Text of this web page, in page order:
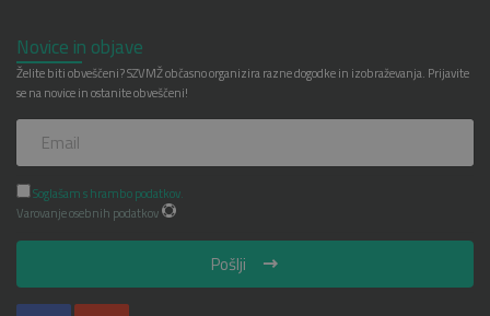
Novice in objave
Želite biti obveščeni? SZVMŽ občasno organizira razne dogodke in izobraževanja. Prijavite
se na novice in ostanite obveščeni!
Soglašam s hrambo podatkov.
Varovanje osebnih podatkov
Pošlji